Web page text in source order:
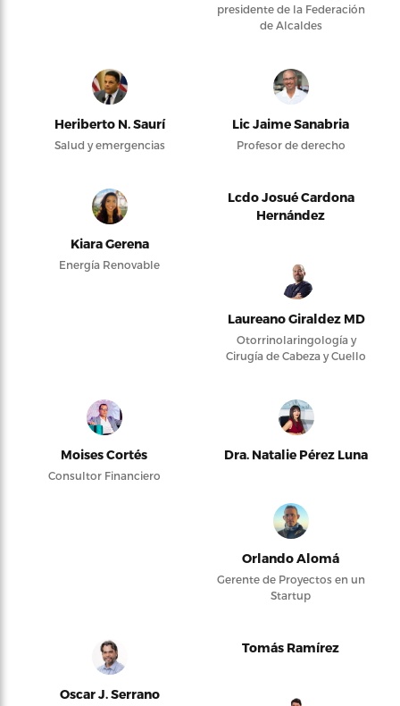
presidente de la Federación
de Alcaldes
Heriberto N. Saurí
Salud y emergencias
Lic Jaime Sanabria
Profesor de derecho
Kiara Gerena
Energía Renovable
Lcdo Josué Cardona
Hernández
Laureano Giraldez MD
Otorrinolaringología y
Cirugía de Cabeza y Cuello
Moises Cortés
Consultor Financiero
Dra. Natalie Pérez Luna
Orlando Alomá
Gerente de Proyectos en un
Startup
Oscar J. Serrano
Tomás Ramírez